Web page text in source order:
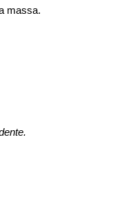
massa.